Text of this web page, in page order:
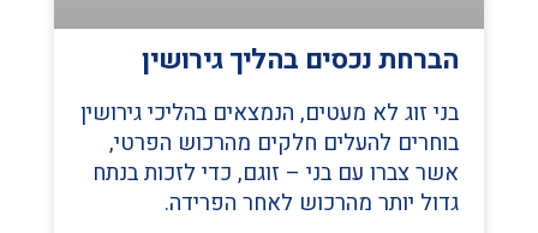
הברחת נכסים בהליך גירושין
בני זוג לא מעטים, הנמצאים בהליכי גירושין
בוחרים להעלים חלקים מהרכוש הפרטי,
אשר צברו עם בני – זוגם, כדי לזכות בנתח
גדול יותר מהרכוש לאחר הפרידה.